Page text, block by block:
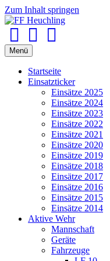
Zum Inhalt springen
Menü
Startseite
Einsatzticker
Einsätze 2025
Einsätze 2024
Einsätze 2023
Einsätze 2022
Einsätze 2021
Einsätze 2020
Einsätze 2019
Einsätze 2018
Einsätze 2017
Einsätze 2016
Einsätze 2015
Einsätze 2014
Aktive Wehr
Mannschaft
Geräte
Fahrzeuge